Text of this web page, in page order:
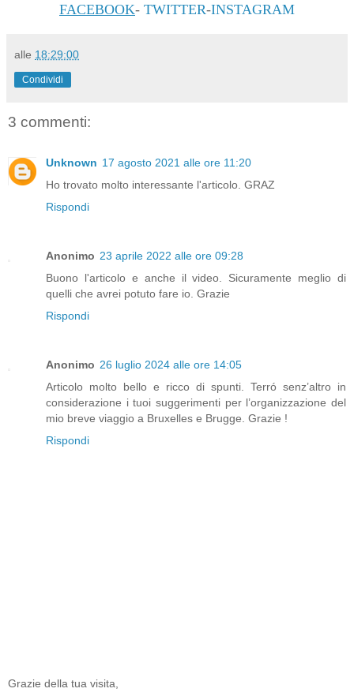
FACEBOOK- TWITTER-INSTAGRAM
alle 18:29:00
Condividi
3 commenti:
Unknown 17 agosto 2021 alle ore 11:20
Ho trovato molto interessante l'articolo. GRAZ
Rispondi
Anonimo 23 aprile 2022 alle ore 09:28
Buono l'articolo e anche il video. Sicuramente meglio di
quelli che avrei potuto fare io. Grazie
Rispondi
Anonimo 26 luglio 2024 alle ore 14:05
Articolo molto bello e ricco di spunti. Terró senz’altro in
considerazione i tuoi suggerimenti per l’organizzazione del
mio breve viaggio a Bruxelles e Brugge. Grazie !
Rispondi
Grazie della tua visita,